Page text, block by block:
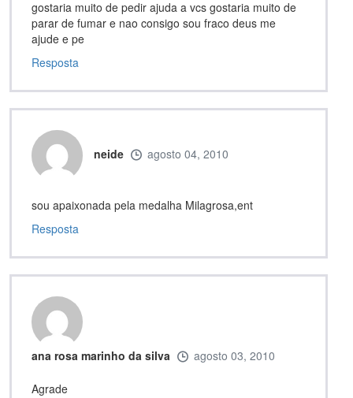
gostaria muito de pedir ajuda a vcs gostaria muito de
parar de fumar e nao consigo sou fraco deus me
ajude e pe
Resposta
neide agosto 04, 2010
sou apaixonada pela medalha Milagrosa,ent
Resposta
ana rosa marinho da silva agosto 03, 2010
Agrade